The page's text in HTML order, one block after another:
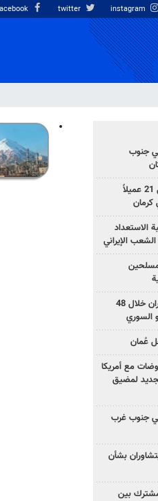
جنوب
وزارة الأمن الإيرانية: اعتقال 21 عميلاً
الاستعداد
الإيراني
المسلحين
بزشكيان: خططوا لإسقاط إيران خلال 48
السوري
عُمان
مع أمريكا
لمضيق
جنوب غرب
بشأن
بين